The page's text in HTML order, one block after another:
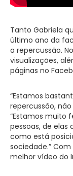
Tanto Gabriela
último ano da
a repercussão.
visualizações,
páginas no
“Estamos
repercussão,
“Estamos muito
pessoas, de
como está
sociedade.”
melhor vídeo do